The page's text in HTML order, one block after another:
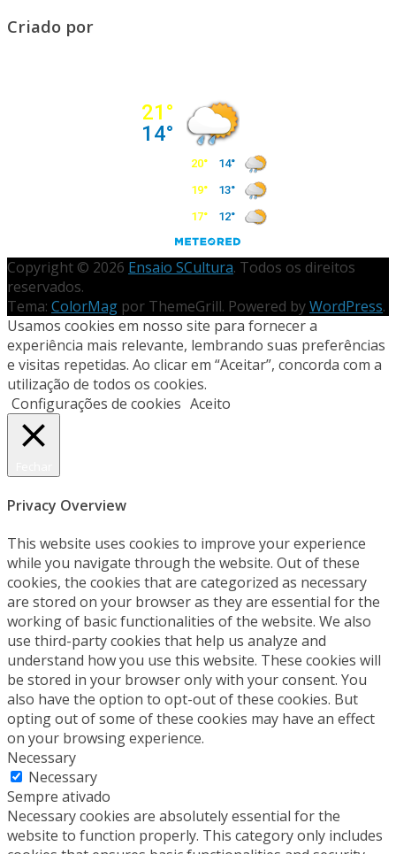
Criado por
Copyright © 2026 Ensaio SCultura. Todos os direitos
reservados.
Tema: ColorMag por ThemeGrill. Powered byWordPress.
Usamos cookies em nosso site para fornecer a
experiência mais relevante, lembrando suas preferências
e visitas repetidas. Ao clicar em “Aceitar”, concorda com a
utilização de todos os cookies.
Configurações de cookies Aceito
Privacy Overview
This website uses cookies to improve your experience
while you navigate through the website. Out of these
cookies, the cookies that are categorized as necessary
are stored on your browser as they are essential for the
working of basic functionalities of the website. We also
use third-party cookies that help us analyze and
understand how you use this website. These cookies will
be stored in your browser only with your consent. You
also have the option to opt-out of these cookies. But
opting out of some of these cookies may have an effect
on your browsing experience.
Necessary
Necessary
Sempre ativado
Necessary cookies are absolutely essential for the
website to function properly. This category only includes